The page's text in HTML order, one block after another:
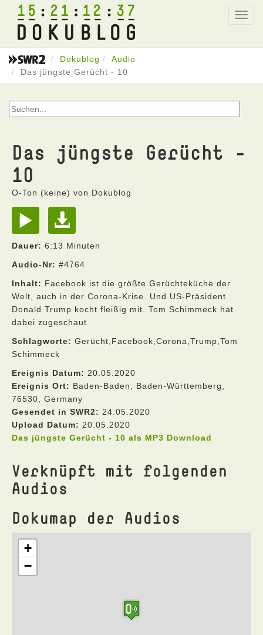
15 21 12 37
Dokublog
Audio
Das jüngste Gerücht - 10
Das jüngste Gerücht -
10
O-Ton (keine) von Dokublog
Dauer: 6:13 Minuten
Audio-Nr: #4764
Inhalt: Facebook ist die größte Gerüchteküche der
Welt, auch in der Corona-Krise. Und US-Präsident
Donald Trump kocht fleißig mit. Tom Schimmeck hat
dabei zugeschaut
Schlagworte: Gerücht,Facebook,Corona,Trump,Tom
Schimmeck
Ereignis Datum: 20.05.2020
Ereignis Ort: Baden-Baden, Baden-Württemberg,
76530, Germany
Gesendet in SWR2: 24.05.2020
Upload Datum: 20.05.2020
Das jüngste Gerücht - 10 als MP3 Download
Verknüpft mit folgenden
Audios
Dokumap der Audios